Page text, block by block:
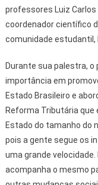
professores Luiz Carlos
coordenador científico
comunidade estudantil,
Durante sua palestra,
importância em
Estado Brasileiro e
Reforma Tributária que
Estado do tamanho do
pois a gente segue os
uma grande
acompanha o mesmo